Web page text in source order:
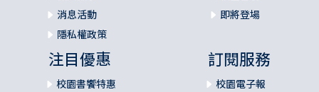
消息活動
隱私權政策
即將登場
注目優惠
校園書饗特惠
訂閱服務
校園電子報